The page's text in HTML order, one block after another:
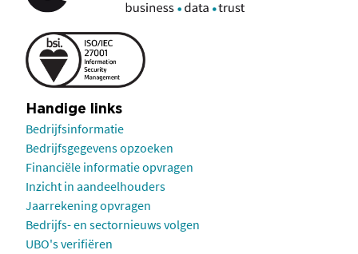
Handige links
Bedrijfsinformatie
Bedrijfsgegevens opzoeken
Financiële informatie opvragen
Inzicht in aandeelhouders
Jaarrekening opvragen
Bedrijfs- en sectornieuws volgen
UBO's verifiëren